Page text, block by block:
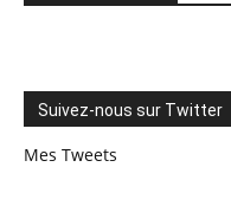
Suivez-nous sur Twitter
Mes Tweets